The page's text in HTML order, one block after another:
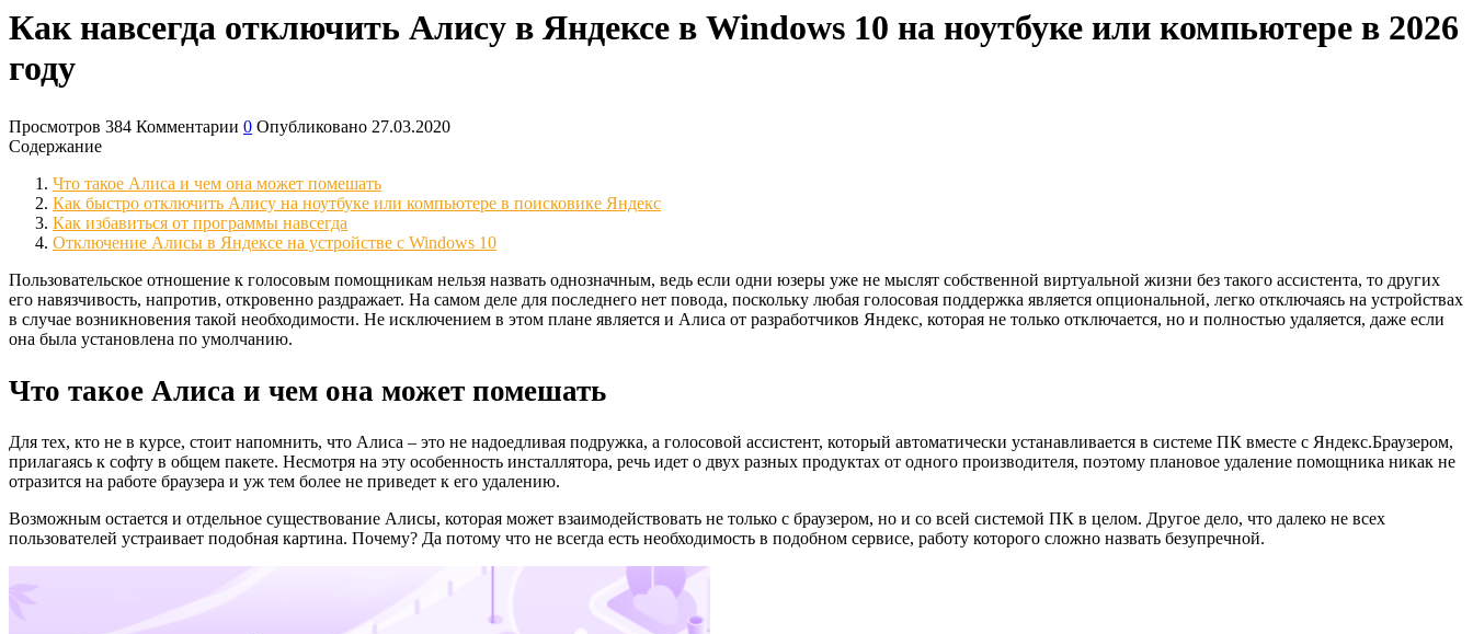
Как навсегда отключить Алису в Яндексе в Windows 10 на ноутбуке или компьютере в 2026
году
Просмотров 384 Комментарии 0 Опубликовано 27.03.2020
Содержание
Что такое Алиса и чем она может помешать
Как быстро отключить Алису на ноутбуке или компьютере в поисковике Яндекс
Как избавиться от программы навсегда
Отключение Алисы в Яндексе на устройстве с Windows 10
Пользовательское отношение к голосовым помощникам нельзя назвать однозначным, ведь если одни юзеры уже не мыслят собственной виртуальной жизни без такого ассистента, то других
его навязчивость, напротив, откровенно раздражает. На самом деле для последнего нет повода, поскольку любая голосовая поддержка является опциональной, легко отключаясь на устройствах
в случае возникновения такой необходимости. Не исключением в этом плане является и Алиса от разработчиков Яндекс, которая не только отключается, но и полностью удаляется, даже если
она была установлена по умолчанию.
Что такое Алиса и чем она может помешать
Для тех, кто не в курсе, стоит напомнить, что Алиса – это не надоедливая подружка, а голосовой ассистент, который автоматически устанавливается в системе ПК вместе с Яндекс.Браузером,
прилагаясь к софту в общем пакете. Несмотря на эту особенность инсталлятора, речь идет о двух разных продуктах от одного производителя, поэтому плановое удаление помощника никак не
отразится на работе браузера и уж тем более не приведет к его удалению.
Возможным остается и отдельное существование Алисы, которая может взаимодействовать не только с браузером, но и со всей системой ПК в целом. Другое дело, что далеко не всех
пользователей устраивает подобная картина. Почему? Да потому что не всегда есть необходимость в подобном сервисе, работу которого сложно назвать безупречной.